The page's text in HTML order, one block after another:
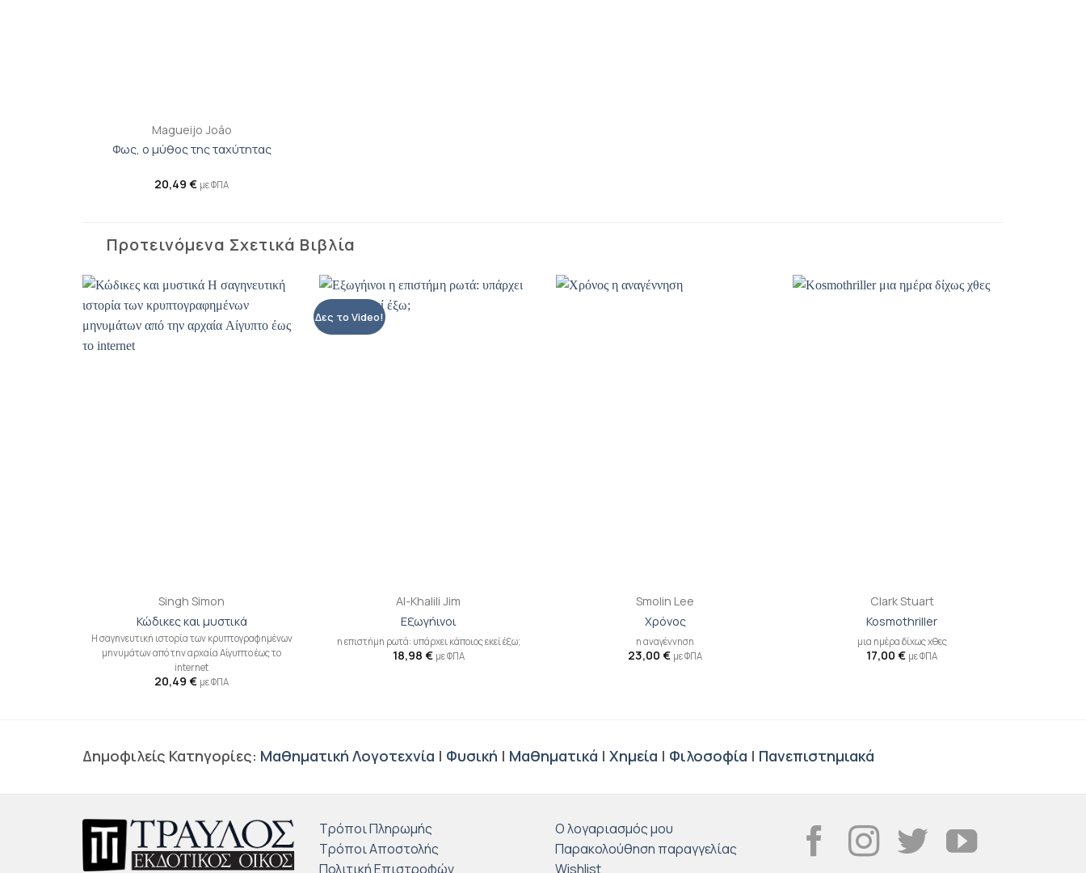
Magueijo Joâo
Φως, ο μύθος της ταχύτητας
20,49 € με ΦΠΑ
Προτεινόμενα Σχετικά Βιβλία
Προσθήκη
βιβλίου
Singh Simon
Κώδικες και μυστικά
H σαγηνευτική ιστορία των κρυπτογραφημένων
μηνυμάτων από την αρχαία Aίγυπτο έως το
internet
20,49 € με ΦΠΑ
Δες το Video!
Al-Khalili Jim
Εξωγήινοι
η επιστήμη ρωτά: υπάρχει κάποιος εκεί έξω;
18,98 € με ΦΠΑ
Smolin Lee
Χρόνος
η αναγέννηση
23,00 € με ΦΠΑ
Clark Stuart
Kosmothriller
μια ημέρα δίχως χθες
17,00 € με ΦΠΑ
Δημοφιλείς Κατηγορίες: Μαθηματική Λογοτεχνία | Φυσική | Μαθηματικά | Χημεία | Φιλοσοφία | Πανεπιστημιακά
Τρόποι Πληρωμής
Τρόποι Αποστολής
Πολιτική Επιστροφών
Ο λογαριασμός μου
Παρακολούθηση παραγγελίας
Wishlist